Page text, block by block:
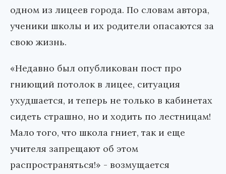
одном из лицеев города. По словам автора,
ученики школы и их родители опасаются за
свою жизнь.
«Недавно был опубликован пост про
гниющий потолок в лицее, ситуация
ухудшается, и теперь не только в кабинетах
сидеть страшно, но и ходить по лестницам!
Мало того, что школа гниет, так и еще
учителя запрещают об этом
распространяться!» - возмущается